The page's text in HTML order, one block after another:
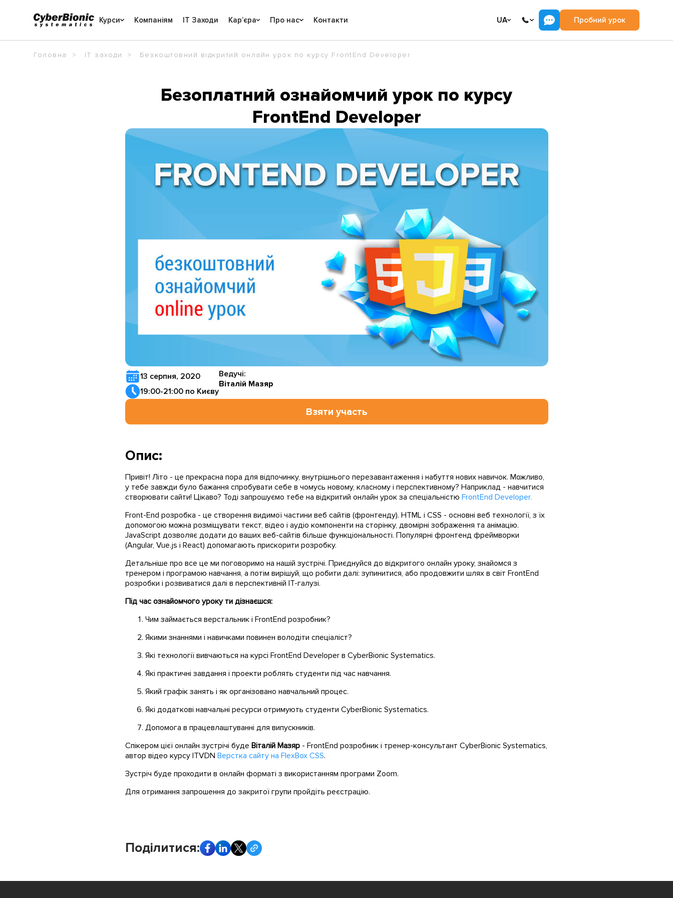
Курси Компаніям IT Заходи Карʼєра Про нас Контакти UA Пробний урок
Головна IT заходи Безкоштовний відкритий онлайн урок по курсу FrontEnd Developer
Безоплатний ознайомчий урок по курсу
FrontEnd Developer
13 серпня, 2020
19:00-21:00 по Києву
Ведучі:
Віталій Мазяр
Взяти участь
Опис:
Привіт! Літо - це прекрасна пора для відпочинку, внутрішнього перезавантаження і набуття нових навичок. Можливо,
у тебе завжди було бажання спробувати себе в чомусь новому, класному і перспективному? Наприклад - навчитися
створювати сайти! Цікаво? Тоді запрошуємо тебе на відкритий онлайн урок за спеціальністю FrontEnd Developer.
Front-End розробка - це створення видимої частини веб сайтів (фронтенду). HTML і CSS - основні веб технології, з їх
допомогою можна розміщувати текст, відео і аудіо компоненти на сторінку, двомірні зображення та анімацію.
JavaScript дозволяє додати до ваших веб-сайтів більше функціональності. Популярні фронтенд фреймворки
(Angular, Vue.js і React) допомагають прискорити розробку.
Детальніше про все це ми поговоримо на нашій зустрічі. Приєднуйся до відкритого онлайн уроку, знайомся з
тренером і програмою навчання, а потім вирішуй, що робити далі: зупинитися, або продовжити шлях в світ FrontEnd
розробки і розвиватися далі в перспективній IT-галузі.
Під час ознайомчого уроку ти дізнаєшся:
Чим займається верстальник і FrontЕnd розробник?
Якими знаннями і навичками повинен володіти спеціаліст?
Які технології вивчаються на курсі FrontEnd Developer в CyberBionic Systematics.
Які практичні завдання і проекти роблять студенти під час навчання.
Який графік занять і як організовано навчальний процес.
Які додаткові навчальні ресурси отримують студенти CyberBionic Systematics.
Допомога в працевлаштуванні для випускників.
Спікером цієї онлайн зустрічі буде Віталій Мазяр- FrontEnd розробник і тренер-консультант CyberBionic Systematics,
автор відео курсу ITVDN Верстка сайту на FlexBox CSS.
Зустріч буде проходити в онлайн форматі з використанням програми Zoom.
Для отримання запрошення до закритої групи пройдіть реєстрацію.
Поділитися: